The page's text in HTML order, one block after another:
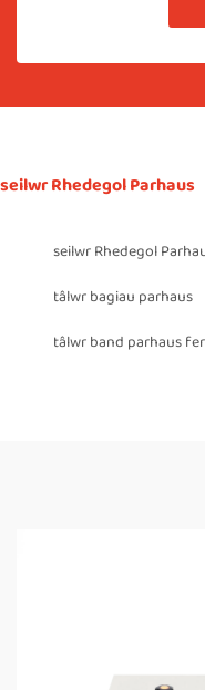
seilwr Rhedegol Parhaus
seilwr Rhedegol
tâlwr bagiau parhaus
tâlwr band parhaus